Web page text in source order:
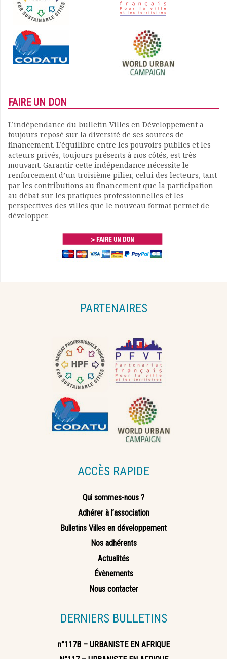
FAIRE UN DON
L’indépendance du bulletin Villes en Développement a
toujours reposé sur la diversité de ses sources de
financement. L’équilibre entre les pouvoirs publics et les
acteurs privés, toujours présents à nos côtés, est très
mouvant. Garantir cette indépendance nécessite le
renforcement d’un troisième pilier, celui des lecteurs, tant
par les contributions au financement que la participation
au débat sur les pratiques professionnelles et les
perspectives des villes que le nouveau format permet de
développer.
PARTENAIRES
ACCÈS RAPIDE
Qui sommes-nous ?
Adhérer à l’association
Bulletins Villes en développement
Nos adhérents
Actualités
Évènements
Nous contacter
DERNIERS BULLETINS
n°117B – URBANISTE EN AFRIQUE